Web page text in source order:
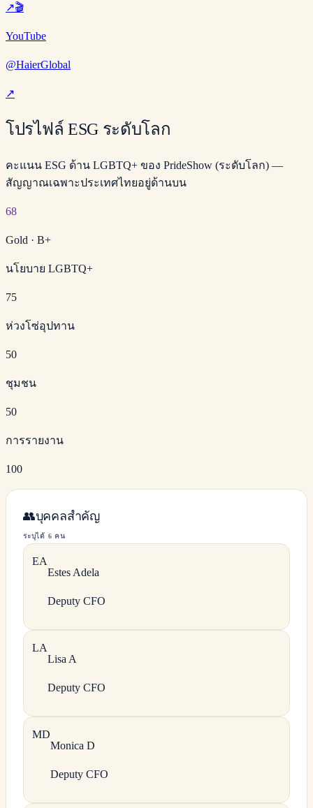
↗🎬
YouTube
@HaierGlobal
↗
โปรไฟล์ ESG ระดับโลก
คะแนน ESG ด้าน LGBTQ+ ของ PrideShow (ระดับโลก) —
สัญญาณเฉพาะประเทศไทยอยู่ด้านบน
68
Gold · B+
นโยบาย LGBTQ+
75
ห่วงโซ่อุปทาน
50
ชุมชน
50
การรายงาน
100
👥บุคคลสำคัญ
ระบุได้ 6 คน
EA
Estes Adela
Deputy CFO
LA
Lisa A
Deputy CFO
MD
Monica D
Deputy CFO